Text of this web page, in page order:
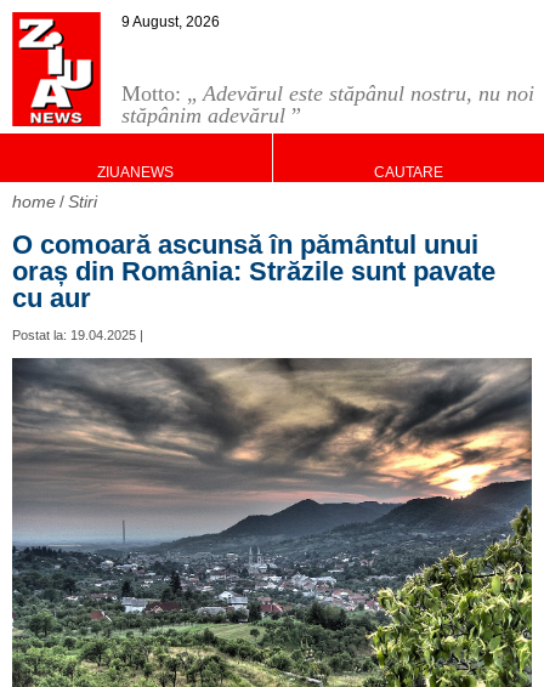
Motto: „Adevărul este stăpânul nostru, nu noi
stăpânim adevărul ”
9 August, 2026
ZIUANEWS CAUTARE
home Stiri
O comoară ascunsă în pământul unui
oraș din România: Străzile sunt pavate
cu aur
Postat la: 19.04.2025 |